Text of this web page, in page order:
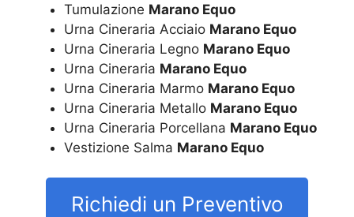
Tumulazione Marano Equo
Urna Cineraria Acciaio Marano Equo
Urna Cineraria Legno Marano Equo
Urna Cineraria Marano Equo
Urna Cineraria Marmo Marano Equo
Urna Cineraria Metallo Marano Equo
Urna Cineraria Porcellana Marano Equo
Vestizione Salma Marano Equo
Richiedi un Preventivo